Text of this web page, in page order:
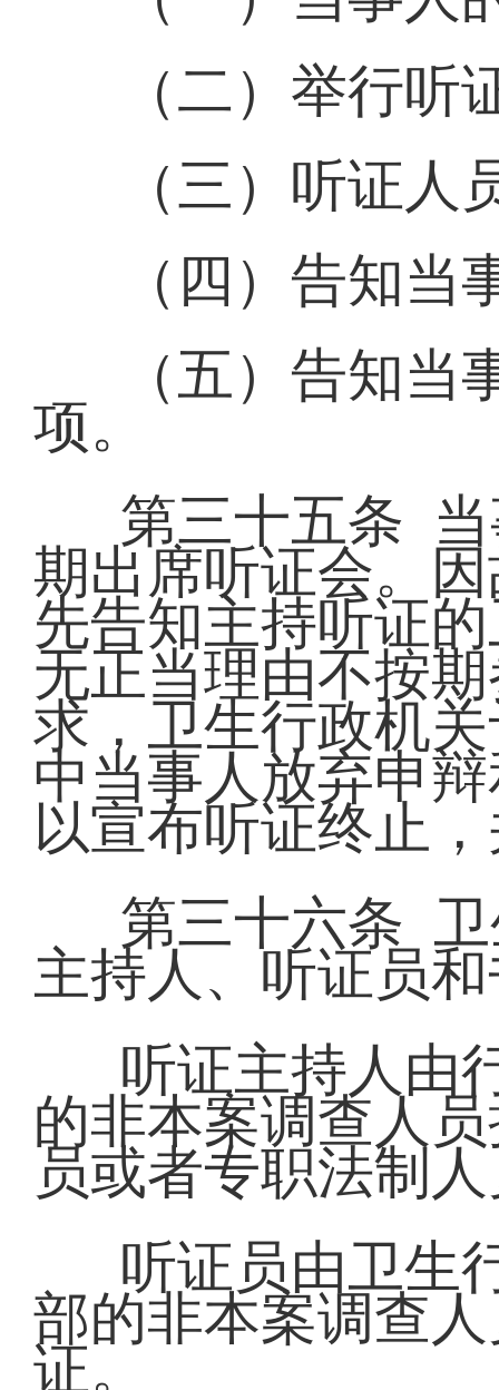
（二）举行
（三）听证人
（四）告知
（五）告知
项。
第三十五条
期出席听证会。
先告知主持听证
无正当理由不按
求，卫生行政机
中当事人放弃申
以宣布听证终止
第三十六条
主持人、听证员
听证主持人由
的非本案调查人
员或者专职法制
听证员由卫生
部的非本案调查
证。